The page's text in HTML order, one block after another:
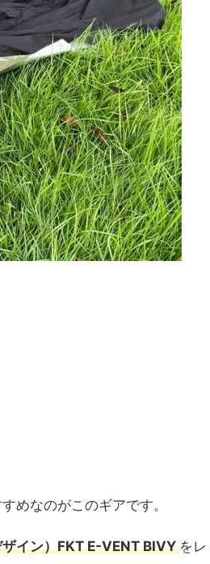
めなのがこのギアです。
イン）FKT E-VENT BIVYをレ